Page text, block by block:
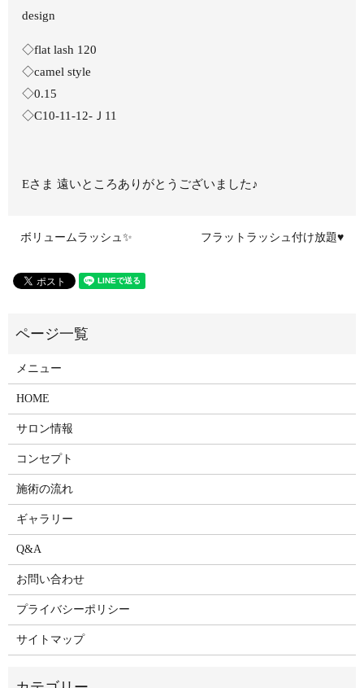
design
◇flat lash 120
◇camel style
◇0.15
◇C10-11-12-Ｊ11
Eさま 遠いところありがとうございました♪
ボリュームラッシュ✨ フラットラッシュ付け放題♥
メニュー
HOME
サロン情報
コンセプト
施術の流れ
ギャラリー
Q&A
お問い合わせ
プライバシーポリシー
サイトマップ